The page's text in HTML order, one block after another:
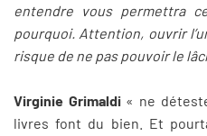
entendre vous permettra
pourquoi. Attention, ouvrir
risque de ne pas pouvoir le
Virginie Grimaldi« ne
livres font du bien. Et